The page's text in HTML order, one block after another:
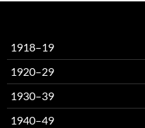
1918–19
1920–29
1930–39
1940–49